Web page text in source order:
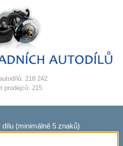
218 242
prodejců: 215
dílu (minimálně 5 znaků)